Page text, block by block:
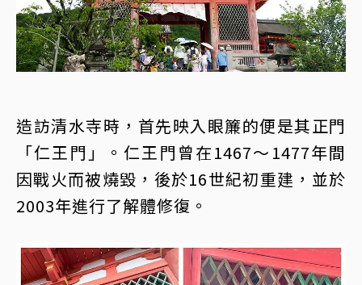
造訪清水寺時，首先映入眼簾的便是其正門
「仁王門」。仁王門曾在1467～1477年間
因戰火而被燒毀，後於16世紀初重建，並於
2003年進行了解體修復。